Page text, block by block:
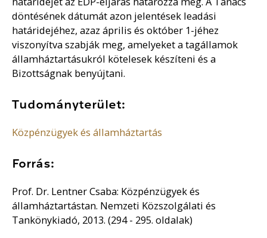
döntésének dátumát azon jelentések leadási
határidejéhez, azaz április és október 1-jéhez
viszonyítva szabják meg, amelyeket a tagállamok
államháztartásukról kötelesek készíteni és a
Bizottságnak benyújtani.
Tudományterület:
Közpénzügyek és államháztartás
Forrás:
Prof. Dr. Lentner Csaba: Közpénzügyek és
államháztartástan. Nemzeti Közszolgálati és
Tankönykiadó, 2013. (294 - 295. oldalak)